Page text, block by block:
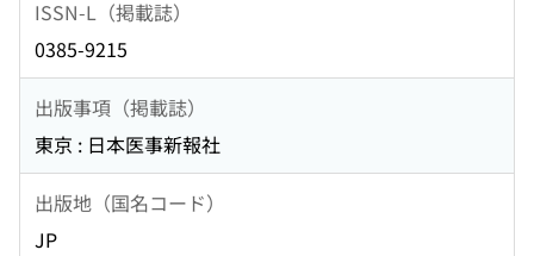
ISSN-L（掲載誌）
0385-9215
出版事項（掲載誌）
東京 : 日本医事新報社
出版地（国名コード）
JP